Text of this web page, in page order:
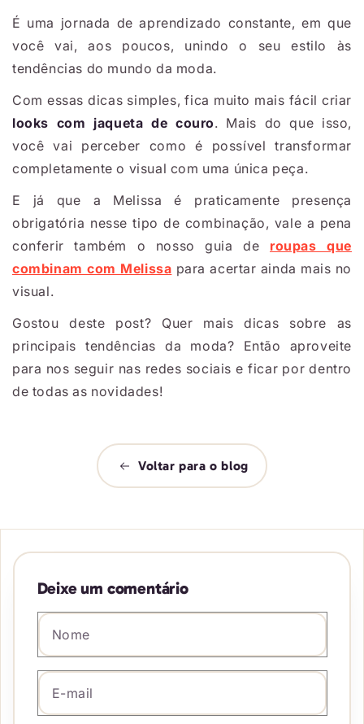
É uma jornada de aprendizado constante, em que
você vai, aos poucos, unindo o seu estilo às
tendências do mundo da moda.
Com essas dicas simples, fica muito mais fácil criar
looks com jaqueta de couro. Mais do que isso,
você vai perceber como é possível transformar
completamente o visual com uma única peça.
E já que a Melissa é praticamente presença
obrigatória nesse tipo de combinação, vale a pena
conferir também o nosso guia de roupas que
combinam com Melissa para acertar ainda mais no
visual.
Gostou deste post? Quer mais dicas sobre as
principais tendências da moda? Então aproveite
para nos seguir nas redes sociais e ficar por dentro
de todas as novidades!
Voltar para o blog
Deixe um comentário
Nome
E-mail